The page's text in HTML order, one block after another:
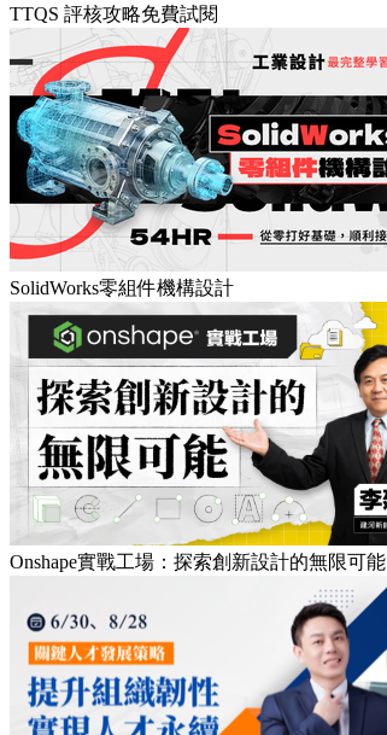
TTQS 評核攻略免費試閱
SolidWorks零組件機構設計
Onshape實戰工場：探索創新設計的無限可能